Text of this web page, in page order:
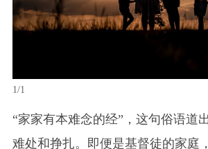
1/1
“家家有本难念的经”，这句俗语道
难处和挣扎。即便是基督徒的家庭